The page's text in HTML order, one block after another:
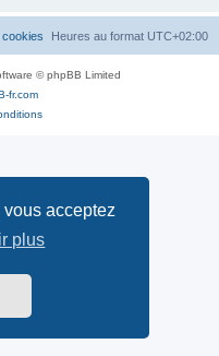
acceptez
plus
Heures au format UTC+02:00
© phpBB Limited
fr.com